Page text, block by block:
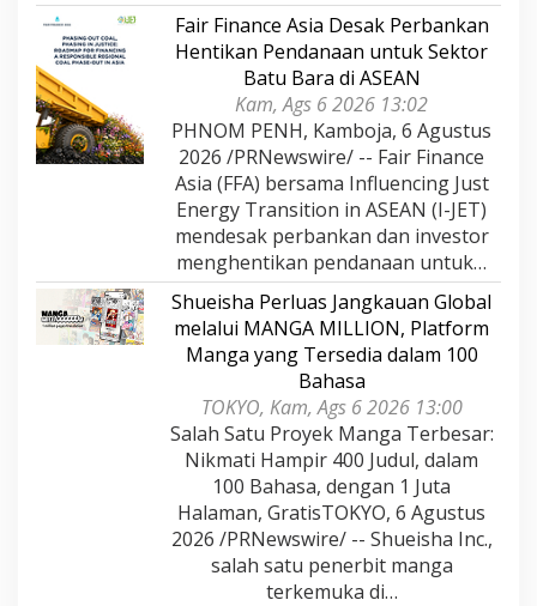
Fair Finance Asia Desak Perbankan
Hentikan Pendanaan untuk Sektor
Batu Bara di ASEAN
Kam, Ags 6 2026 13:02
PHNOM PENH, Kamboja, 6 Agustus
2026 /PRNewswire/ -- Fair Finance
Asia (FFA) bersama Influencing Just
Energy Transition in ASEAN (I-JET)
mendesak perbankan dan investor
menghentikan pendanaan untuk…
Shueisha Perluas Jangkauan Global
melalui MANGA MILLION, Platform
Manga yang Tersedia dalam 100
Bahasa
TOKYO, Kam, Ags 6 2026 13:00
Salah Satu Proyek Manga Terbesar:
Nikmati Hampir 400 Judul, dalam
100 Bahasa, dengan 1 Juta
Halaman, GratisTOKYO, 6 Agustus
2026 /PRNewswire/ -- Shueisha Inc.,
salah satu penerbit manga
terkemuka di…